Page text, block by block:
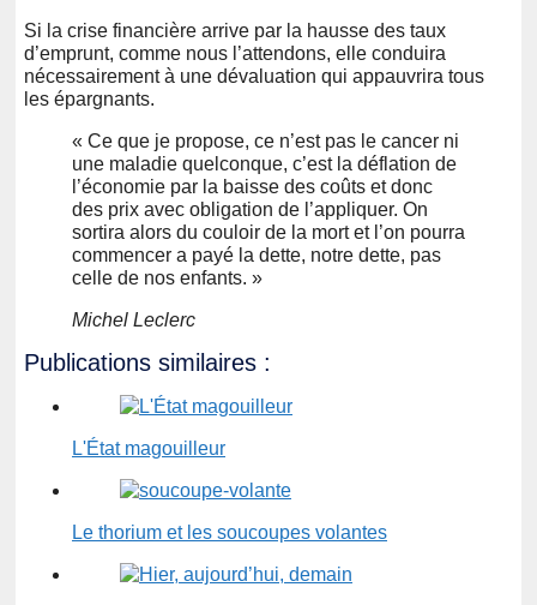
Si la crise financière arrive par la hausse des taux
d’emprunt, comme nous l’attendons, elle conduira
nécessairement à une dévaluation qui appauvrira tous
les épargnants.
« Ce que je propose, ce n’est pas le cancer ni
une maladie quelconque, c’est la déflation de
l’économie par la baisse des coûts et donc
des prix avec obligation de l’appliquer. On
sortira alors du couloir de la mort et l’on pourra
commencer a payé la dette, notre dette, pas
celle de nos enfants. »
Michel Leclerc
Publications similaires :
L'État magouilleur
Le thorium et les soucoupes volantes